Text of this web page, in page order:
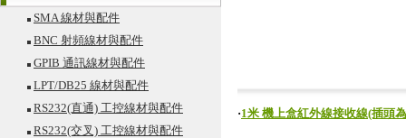
SMA 線材與配件
BNC 射頻線材與配件
GPIB 通訊線材與配件
LPT/DB25 線材與配件
RS232(直通) 工控線材與配件
RS232(交叉) 工控線材與配件
‧1米 機上盒紅外線接收線(插頭